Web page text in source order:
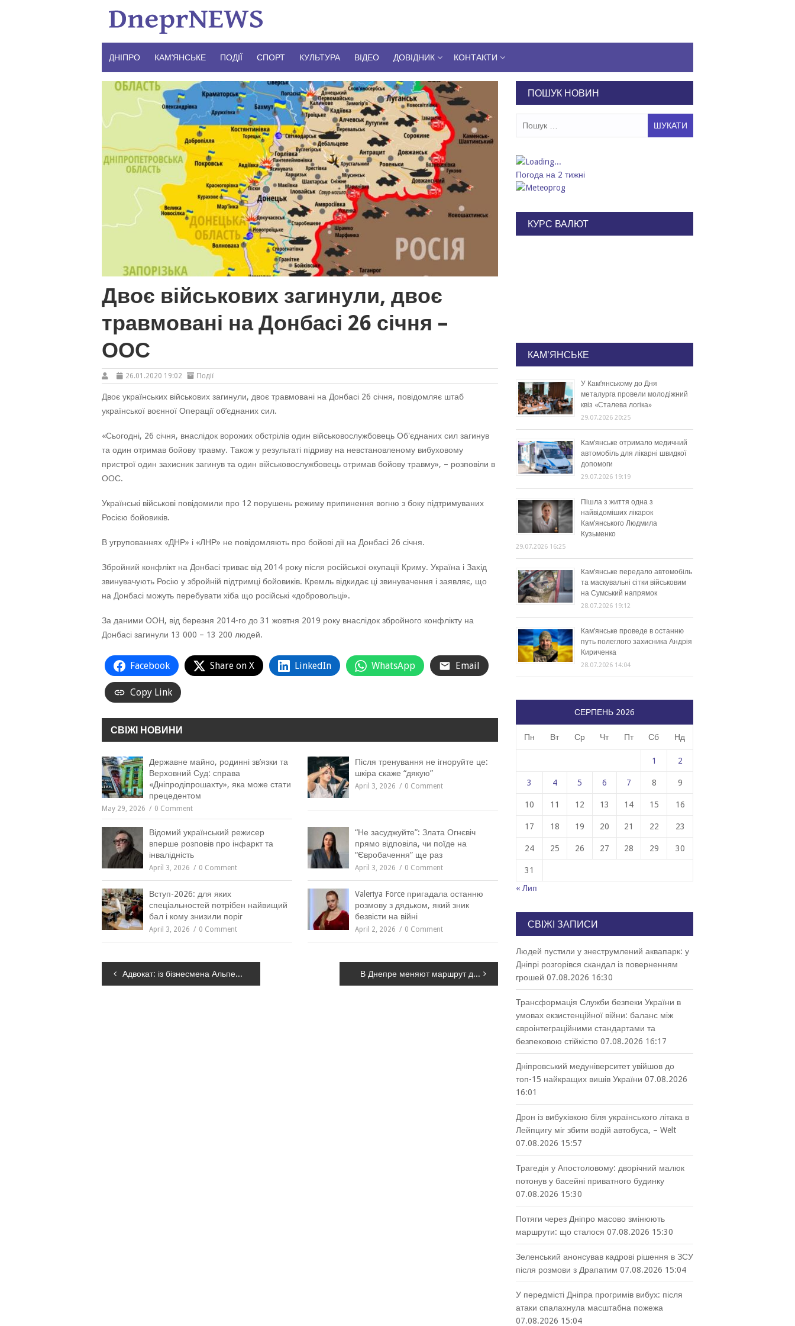
ДНІПРО КАМ’ЯНСЬКЕ ПОДІЇ СПОРТ КУЛЬТУРА ВІДЕО ДОВІДНИК КОНТАКТИ
Двоє військових загинули, двоє
травмовані на Донбасі 26 січня –
ООС
26.01.2020 19:02 Події
Двоє українських військових загинули, двоє травмовані на Донбасі 26 січня, повідомляє штаб
української воєнної Операції об’єднаних сил.
«Сьогодні, 26 січня, внаслідок ворожих обстрілів один військовослужбовець Об'єднаних сил загинув
та один отримав бойову травму. Також у результаті підриву на невстановленому вибуховому
пристрої один захисник загинув та один військовослужбовець отримав бойову травму», – розповіли в
ООС.
Українські військові повідомили про 12 порушень режиму припинення вогню з боку підтримуваних
Росією бойовиків.
В угрупованнях «ДНР» і «ЛНР» не повідомляють про бойові дії на Донбасі 26 січня.
Збройний конфлікт на Донбасі триває від 2014 року після російської окупації Криму. Україна і Захід
звинувачують Росію у збройній підтримці бойовиків. Кремль відкидає ці звинувачення і заявляє, що
на Донбасі можуть перебувати хіба що російські «добровольці».
За даними ООН, від березня 2014-го до 31 жовтня 2019 року внаслідок збройного конфлікту на
Донбасі загинули 13 000 – 13 200 людей.
Facebook Share on X LinkedIn WhatsApp Email
Copy Link
СВІЖІ НОВИНИ
Державне майно, родинні зв’язки та
Верховний Суд: справа
«Дніпродіпрошахту», яка може стати
прецедентом
May 29, 2026 0 Comment
Після тренування не ігноруйте це:
шкіра скаже “дякую”
April 3, 2026 0 Comment
Відомий український режисер
вперше розповів про інфаркт та
інвалідність
April 3, 2026 0 Comment
“Не засуджуйте”: Злата Огнєвіч
прямо відповіла, чи поїде на
“Євробачення” ще раз
April 3, 2026 0 Comment
Вступ-2026: для яких
спеціальностей потрібен найвищий
бал і кому знизили поріг
April 3, 2026 0 Comment
Valeriya Force пригадала останню
розмову з дядьком, який зник
безвісти на війні
April 2, 2026 0 Comment
Навігація
Адвокат: із бізнесмена Альперіна зняли електронний браслет В Днепре меняют маршрут движения автобусов №76
ПОШУК НОВИН
Погода на 2 тижні
КУРС ВАЛЮТ
КАМ'ЯНСЬКЕ
У Кам’янському до Дня
металурга провели молодіжний
квіз «Сталева логіка»
29.07.2026 20:25
Кам’янське отримало медичний
автомобіль для лікарні швидкої
допомоги
29.07.2026 19:19
Пішла з життя одна з
найвідоміших лікарок
Кам’янського Людмила
Кузьменко
29.07.2026 16:25
Кам’янське передало автомобіль
та маскувальні сітки військовим
на Сумський напрямок
28.07.2026 19:12
Кам’янське проведе в останню
путь полеглого захисника Андрія
Кириченка
28.07.2026 14:04
СЕРПЕНЬ 2026
Пн Вт Ср Чт Пт Сб Нд
1 2
3 4 5 6 7 8 9
10 11 12 13 14 15 16
17 18 19 20 21 22 23
24 25 26 27 28 29 30
31
« Лип
СВІЖІ ЗАПИСИ
Людей пустили у знеструмлений аквапарк: у
Дніпрі розгорівся скандал із поверненням
грошей 07.08.2026 16:30
Трансформація Служби безпеки України в
умовах екзистенційної війни: баланс між
євроінтеграційними стандартами та
безпековою стійкістю 07.08.2026 16:17
Дніпровський медуніверситет увійшов до
топ-15 найкращих вишів України 07.08.2026
16:01
Дрон із вибухівкою біля українського літака в
Лейпцигу міг збити водій автобуса, – Welt
07.08.2026 15:57
Трагедія у Апостоловому: дворічний малюк
потонув у басейні приватного будинку
07.08.2026 15:30
Потяги через Дніпро масово змінюють
маршрути: що сталося 07.08.2026 15:30
Зеленський анонсував кадрові рішення в ЗСУ
після розмови з Драпатим 07.08.2026 15:04
У передмісті Дніпра прогримів вибух: після
атаки спалахнула масштабна пожежа
07.08.2026 15:04